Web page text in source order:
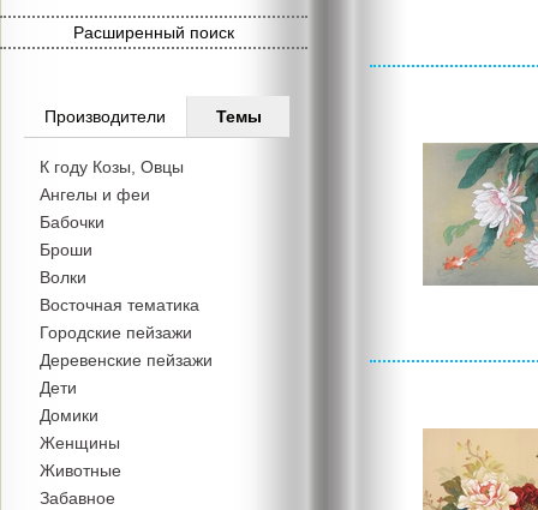
Расширенный поиск
Производители Темы
К году Козы, Овцы
Ангелы и феи
Бабочки
Броши
Волки
Восточная тематика
Городские пейзажи
Деревенские пейзажи
Дети
Домики
Женщины
Животные
Забавное